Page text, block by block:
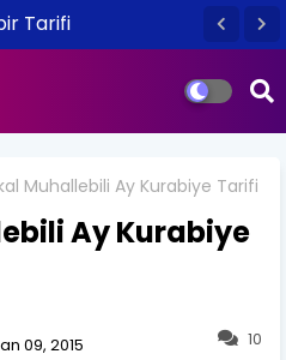
Tarifi
Muhallebili Ay Kurabiye Tarifi
Ay Kurabiye
10
09, 2015